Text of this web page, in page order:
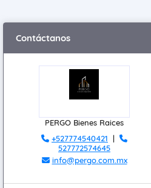
Contáctanos
PERGO Bienes Raices
+527774540421 |
527772574645
info@pergo.com.mx